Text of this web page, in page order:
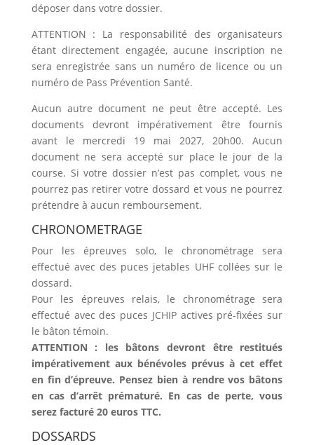
déposer dans votre dossier.
ATTENTION : La responsabilité des organisateurs
étant directement engagée, aucune inscription ne
sera enregistrée sans un numéro de licence ou un
numéro de Pass Prévention Santé.
Aucun autre document ne peut être accepté. Les
documents devront impérativement être fournis
avant le mercredi 19 mai 2027, 20h00. Aucun
document ne sera accepté sur place le jour de la
course. Si votre dossier n’est pas complet, vous ne
pourrez pas retirer votre dossard et vous ne pourrez
prétendre à aucun remboursement.
CHRONOMETRAGE
Pour les épreuves solo, le chronométrage sera
effectué avec des puces jetables UHF collées sur le
dossard.
Pour les épreuves relais, le chronométrage sera
effectué avec des puces JCHIP actives pré-fixées sur
le bâton témoin.
ATTENTION : les bâtons devront être restitués
impérativement aux bénévoles prévus à cet effet
en fin d’épreuve. Pensez bien à rendre vos bâtons
en cas d’arrêt prématuré. En cas de perte, vous
serez facturé 20 euros TTC.
DOSSARDS